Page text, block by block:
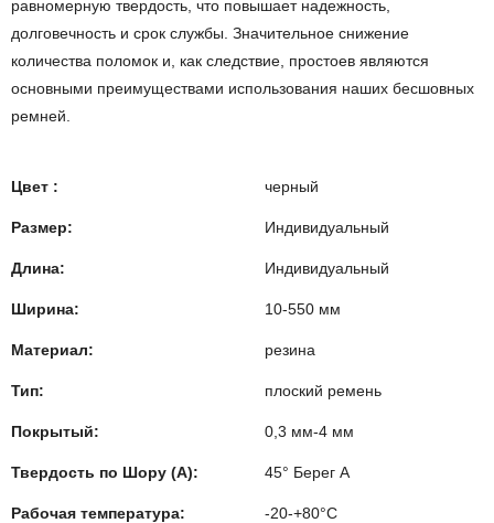
равномерную твердость, что повышает надежность,
долговечность и срок службы. Значительное снижение
количества поломок и, как следствие, простоев являются
основными преимуществами использования наших бесшовных
ремней.
Цвет : черный
Размер: Индивидуальный
Длина: Индивидуальный
Ширина: 10-550 мм
Материал: резина
Тип: плоский ремень
Покрытый: 0,3 мм-4 мм
Твердость по Шору (А): 45° Берег А
Рабочая температура: -20-+80°C